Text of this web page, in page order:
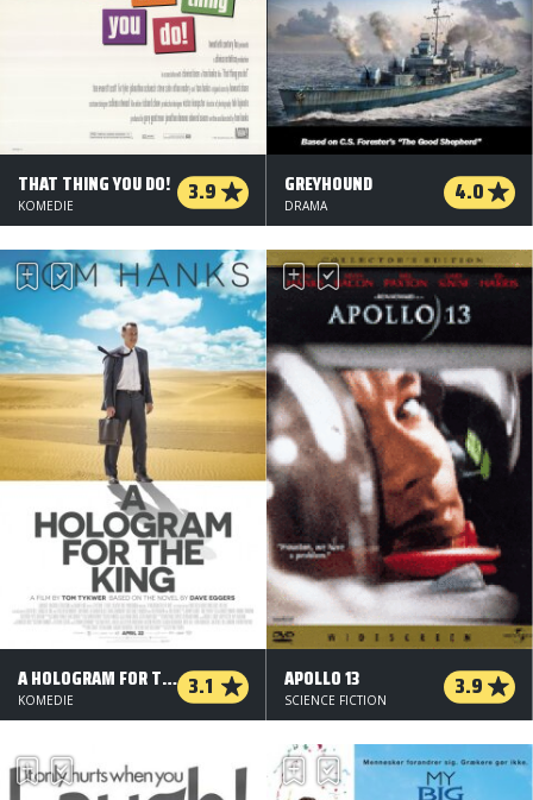
THAT THING YOU DO! 3.9
KOMEDIE
GREYHOUND 4.0
DRAMA
A HOLOGRAM FOR THE KING 3.1
KOMEDIE
APOLLO 13 3.9
SCIENCE FICTION